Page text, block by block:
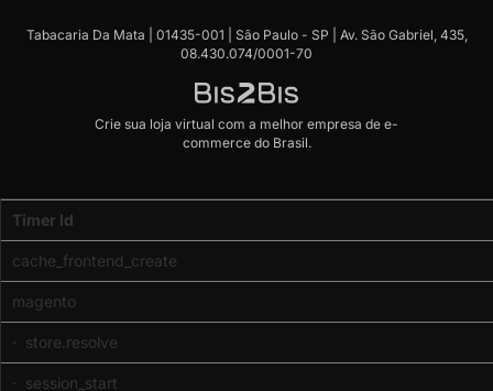
Tabacaria Da Mata | 01435-001 | São Paulo - SP | Av. São Gabriel, 435,
08.430.074/0001-70
Crie sua loja virtual com a melhor empresa de e-
commerce do Brasil.
Profiler
(Memory
real
-
2097152,
emalloc
Timer Id
cache_frontend_create
magento
· store.resolve
· session_start